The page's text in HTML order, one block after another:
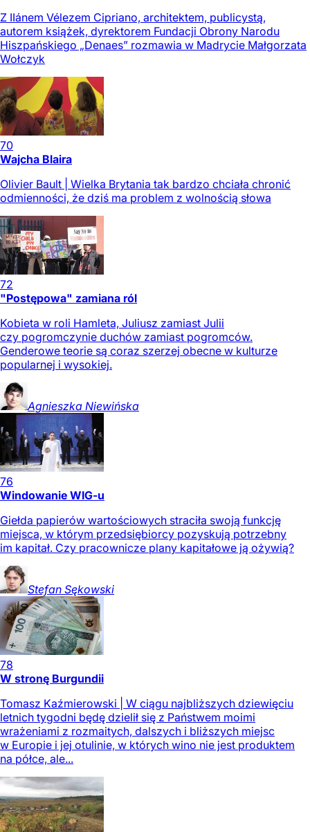
Z IIánem Vélezem Cipriano, architektem, publicystą,
autorem książek, dyrektorem Fundacji Obrony Narodu
Hiszpańskiego „Denaes” rozmawia w Madrycie Małgorzata
Wołczyk
70
Wajcha Blaira
Olivier Bault | Wielka Brytania tak bardzo chciała chronić
odmienności, że dziś ma problem z wolnością słowa
72
"Postępowa" zamiana ról
Kobieta w roli Hamleta, Juliusz zamiast Julii
czy pogromczynie duchów zamiast pogromców.
Genderowe teorie są coraz szerzej obecne w kulturze
popularnej i wysokiej.
Agnieszka Niewińska
76
Windowanie WIG-u
Giełda papierów wartościowych straciła swoją funkcję
miejsca, w którym przedsiębiorcy pozyskują potrzebny
im kapitał. Czy pracownicze plany kapitałowe ją ożywią?
Stefan Sękowski
78
W stronę Burgundii
Tomasz Kaźmierowski | W ciągu najbliższych dziewięciu
letnich tygodni będę dzielił się z Państwem moimi
wrażeniami z rozmaitych, dalszych i bliższych miejsc
w Europie i jej otulinie, w których wino nie jest produktem
na półce, ale...